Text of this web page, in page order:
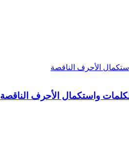
واستكمال الأحرف الناقصة